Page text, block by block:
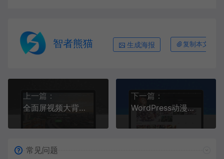
智者熊猫 生成海报 复制本文链接
上一篇：
全面屏视频大背景wordpress主题 优化（SEO）效果非常的好
下一篇：
WordPress动漫影视视频主题模板qinmeiV3.0
常见问题